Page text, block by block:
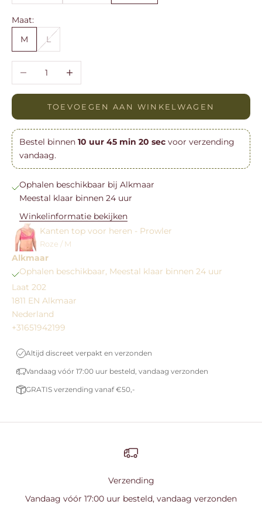
Maat:
M
L
Aantal verlagenAantal verhogen
TOEVOEGEN AAN WINKELWAGEN
Bestel binnen 10 uur 45 min 20 sec voor verzending
vandaag.
Ophalen beschikbaar bij Alkmaar
Meestal klaar binnen 24 uur
Winkelinformatie bekijken
Kanten top voor heren - Prowler
Roze / M
Alkmaar
Ophalen beschikbaar, Meestal klaar binnen 24 uur
Laat 202
1811 EN Alkmaar
Nederland
+31651942199
Altijd discreet verpakt en verzonden
Vandaag vóór 17:00 uur besteld, vandaag verzonden
GRATIS verzending vanaf €50,-
Verzending
Vandaag vóór 17:00 uur besteld, vandaag verzonden